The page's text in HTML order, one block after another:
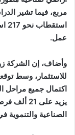
مربع، فيما تشير
عمل.
وأضاف، إن الشركة
للاستثمار، وسط
يزيد على
الصناعية والتنموية